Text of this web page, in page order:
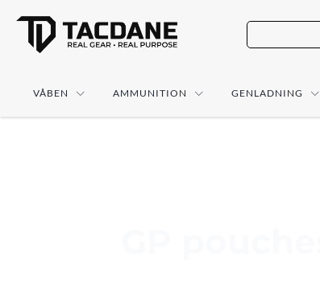
VÅBEN AMMUNITION GENLADNING